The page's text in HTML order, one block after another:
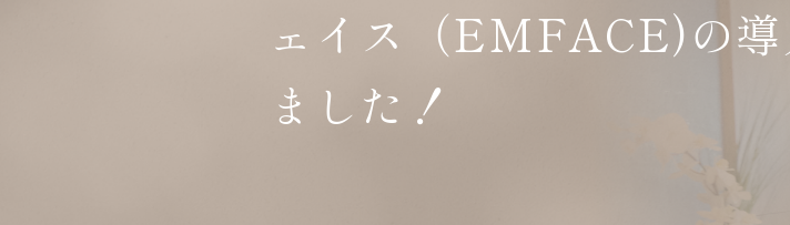
ェイス（EMFACE)の
ました！